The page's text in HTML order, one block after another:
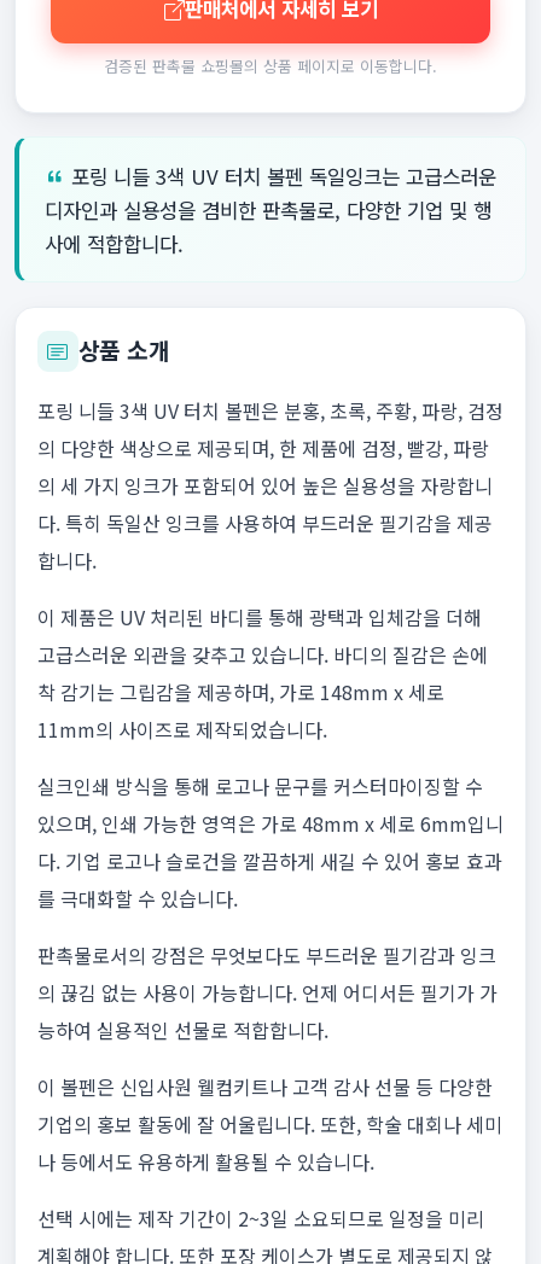
판매처에서 자세히 보기
검증된 판촉물 쇼핑몰의 상품 페이지로 이동합니다.
포링 니들 3색 UV 터치 볼펜 독일잉크는 고급스러운
디자인과 실용성을 겸비한 판촉물로, 다양한 기업 및 행
사에 적합합니다.
상품 소개
포링 니들 3색 UV 터치 볼펜은 분홍, 초록, 주황, 파랑, 검정
의 다양한 색상으로 제공되며, 한 제품에 검정, 빨강, 파랑
의 세 가지 잉크가 포함되어 있어 높은 실용성을 자랑합니
다. 특히 독일산 잉크를 사용하여 부드러운 필기감을 제공
합니다.
이 제품은 UV 처리된 바디를 통해 광택과 입체감을 더해
고급스러운 외관을 갖추고 있습니다. 바디의 질감은 손에
착 감기는 그립감을 제공하며, 가로 148mm x 세로
11mm의 사이즈로 제작되었습니다.
실크인쇄 방식을 통해 로고나 문구를 커스터마이징할 수
있으며, 인쇄 가능한 영역은 가로 48mm x 세로 6mm입니
다. 기업 로고나 슬로건을 깔끔하게 새길 수 있어 홍보 효과
를 극대화할 수 있습니다.
판촉물로서의 강점은 무엇보다도 부드러운 필기감과 잉크
의 끊김 없는 사용이 가능합니다. 언제 어디서든 필기가 가
능하여 실용적인 선물로 적합합니다.
이 볼펜은 신입사원 웰컴키트나 고객 감사 선물 등 다양한
기업의 홍보 활동에 잘 어울립니다. 또한, 학술 대회나 세미
나 등에서도 유용하게 활용될 수 있습니다.
선택 시에는 제작 기간이 2~3일 소요되므로 일정을 미리
계획해야 합니다. 또한 포장 케이스가 별도로 제공되지 않